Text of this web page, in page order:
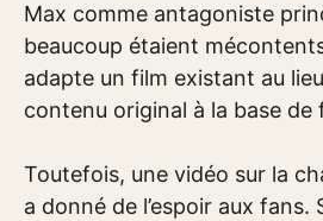
Max comme antagoniste
beaucoup étaient
adapte un film existant au
contenu original à la base de
Toutefois, une vidéo sur la
a donné de l’espoir aux